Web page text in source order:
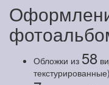
Обложки из 58
текстурированные)